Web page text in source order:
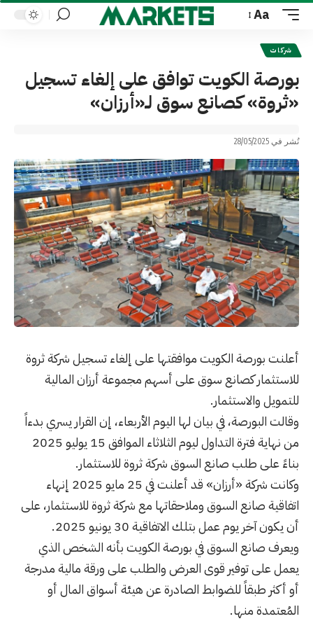
Font
Resizer
Aa
شركات
بورصة الكويت توافق على إلغاء تسجيل
«ثروة» كصانع سوق لـ«أرزان»
نُشر في 28/05/2025
أعلنت بورصة الكويت موافقتها على إلغاء تسجيل شركة ثروة
للاستثمار كصانع سوق على أسهم مجموعة أرزان المالية
للتمويل والاستثمار.
وقالت البورصة، في بيان لها اليوم الأربعاء، إن القرار يسري بدءاً
من نهاية فترة التداول ليوم الثلاثاء الموافق 15 يوليو 2025
بناءً على طلب صانع السوق شركة ثروة للاستثمار.
وكانت شركة «أرزان» قد أعلنت في 25 مايو 2025 إنهاء
اتفاقية صانع السوق وملاحقاتها مع شركة ثروة للاستثمار، على
أن يكون آخر يوم عمل بتلك الاتفاقية 30 يونيو 2025.
ويعرف صانع السوق في بورصة الكويت بأنه الشخص الذي
يعمل على توفير قوى العرض والطلب على ورقة مالية مدرجة
أو أكثر طبقاً للضوابط الصادرة عن هيئة أسواق المال أو
المُعتمدة منها.